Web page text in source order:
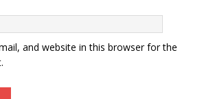
and website in this browser for the